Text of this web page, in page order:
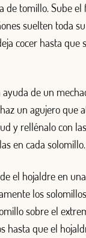
de tomillo. Sube
suelten toda
cocer hasta
ayuda de un
un agujero que
y rellénalo con
en cada solomillo.
el hojaldre en
los
sobre el
hasta que el